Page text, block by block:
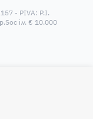
- PIVA: P.I.
i.v. € 10.000